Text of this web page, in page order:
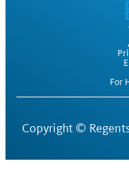
For
Copyright ©